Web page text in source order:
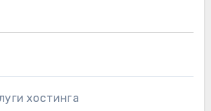
хостинга